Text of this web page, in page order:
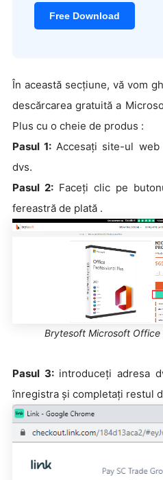
Free Download
În această secțiune, vă vom
descărcarea gratuită a
Plus cu o cheie de produs :
Pasul 1: Accesați site-ul web
dvs.
Pasul 2:Faceți clic pe
fereastră de plată .
Brytesoft Microsoft Office
Pasul 3: introduceți adresa
înregistra și completați restul